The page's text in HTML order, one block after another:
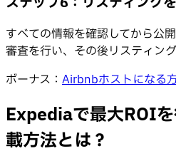
すべての情報を確認してから公
審査を行い、その後リスティン
ボーナス： Airbnbホストになる
Expediaで最大ROI
載方法とは？